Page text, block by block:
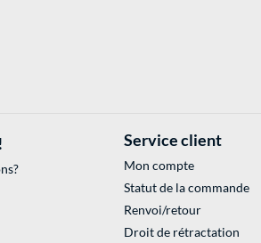
Service client
Mon compte
Statut de la commande
Renvoi/retour
Droit de rétractation